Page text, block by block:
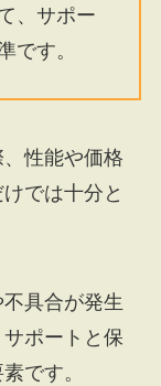
、サポー
です。
性能や価格
では十分と
具合が発生
ポートと保
です。